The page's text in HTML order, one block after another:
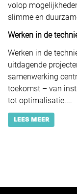
volop
slimme en
Werken in de
Werken in de
uitdagende
samenwerking
toekomst – van
tot optimalisatie....
LEES MEER